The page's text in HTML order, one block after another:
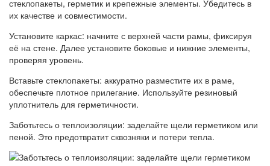
стеклопакеты, герметик и крепежные элементы. Убедитесь в
их качестве и совместимости.
Установите каркас: начните с верхней части рамы, фиксируя
её на стене. Далее установите боковые и нижние элементы,
проверяя уровень.
Вставьте стеклопакеты: аккуратно разместите их в раме,
обеспечьте плотное прилегание. Используйте резиновый
уплотнитель для герметичности.
Заботьтесь о теплоизоляции: заделайте щели герметиком или
пеной. Это предотвратит сквозняки и потери тепла.